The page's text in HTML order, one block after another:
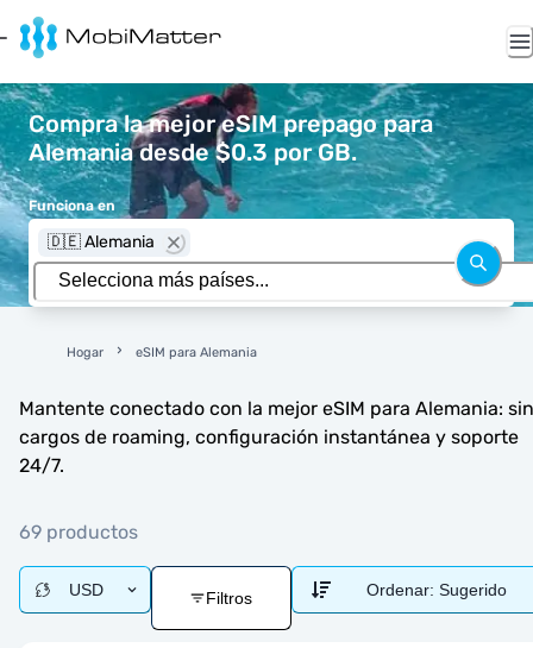
Compra la mejor eSIM prepago para
Alemania desde $0.3 por GB.
Funciona en
🇩🇪 Alemania
Hogar eSIM para Alemania
Mantente conectado con la mejor eSIM para Alemania: sin
cargos de roaming, configuración instantánea y soporte
24/7.
69 productos
USD Filtros Ordenar: Sugerido